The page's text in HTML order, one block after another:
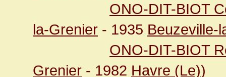
ONO-DIT-BIOT
la-Grenier - 1935 Beuzeville-
ONO-DIT-BIOT
Grenier - 1982 Havre (Le))